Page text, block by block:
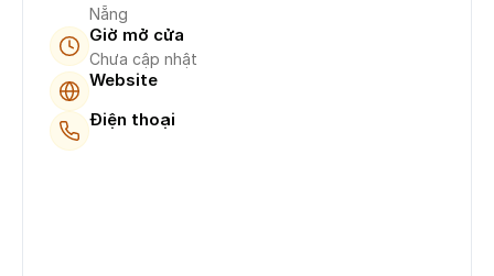
Nẵng
Giờ mở cửa
Chưa cập nhật
Website
Điện thoại